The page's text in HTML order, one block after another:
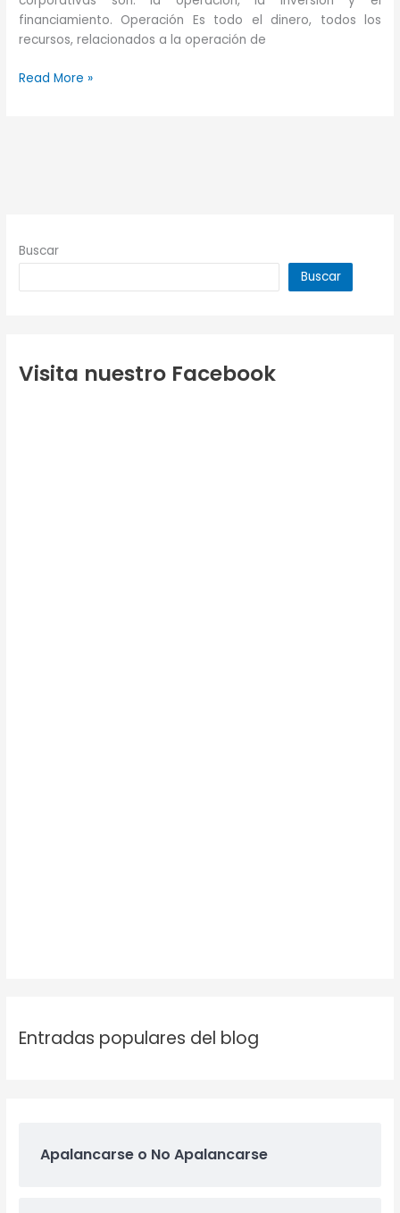
financiamiento. Operación Es todo el dinero, todos los
recursos, relacionados a la operación de
Operar,
Read More »
Buscar
Buscar
Visita nuestro Facebook
Entradas populares del blog
Apalancarse o No Apalancarse